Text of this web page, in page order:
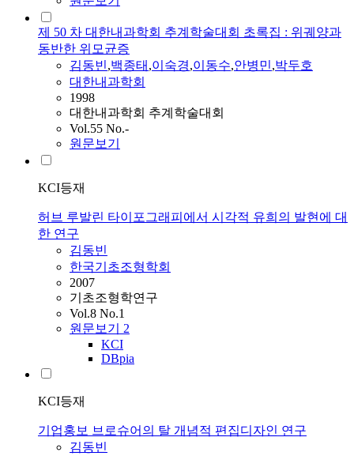
제 50 차 대한내과학회 추계학술대회 초록집 : 위궤양과
동반한 위모균증
김동빈,백종태 ,이숙경,이동수,안병민,박두호
대한내과학회
1998
대한내과학회 추계학술대회
Vol.55 No.-
원문보기
KCI등재
허브 루발린 타이포그래피에서 시각적 유희의 발현에 대
한 연구
김동빈
한국기초조형학회
2007
기초조형학연구
Vol.8 No.1
원문보기 2
KCI
DBpia
KCI등재
기업홍보 브로슈어의 탈 개념적 편집디자인 연구
김동빈